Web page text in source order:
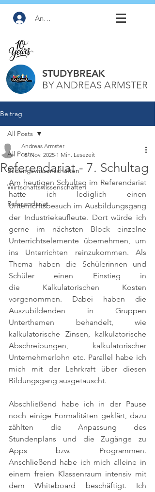
Anmelden
STUDYBREAK
BY ANDREAS ARMSTER
Beitrag
All Posts
Bildungswissenschaften
Wirtschaftswissenschaften
Referendariat
All Posts
Referendariat - 7. Schultag
Andreas Armster
18. Nov. 2025 1 Min. Lesezeit
Am heutigen Schultag im Referendariat
hatte ich lediglich einen
Unterrichtsbesuch im Ausbildungsgang
der Industriekaufleute. Dort würde ich
gerne im nächsten Block einzelne
Unterrichtselemente übernehmen, um
ins Unterrichten reinzukommen. Als
Thema haben die Schülerinnen und
Schüler einen Einstieg in
die Kalkulatorischen Kosten
vorgenommen. Dabei haben die
Auszubildenden in Gruppen
Unterthemen behandelt, wie
kalkulatorische Zinsen, kalkulatorische
Abschreibungen, kalkulatorischer
Unternehmerlohn etc. Parallel habe ich
mich mit der Lehrkraft über diesen
Bildungsgang ausgetauscht.
Abschließend habe ich in der Pause
noch einige Formalitäten geklärt, dazu
zählten die Anpassung des
Stundenplans und die Zugänge zu
Apps bzw. Programmen.
Anschließend habe ich mich alleine in
einem freien Klassenraum intensiv mit
dem Whiteboard beschäftigt. Ich